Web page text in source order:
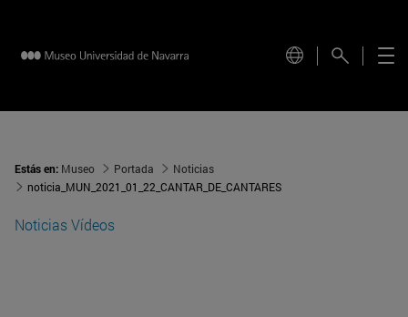
Estás en: Museo Portada
Noticias
noticia_MUN_2021_01_22_CANTAR_DE_CANTARES
Noticias Vídeos